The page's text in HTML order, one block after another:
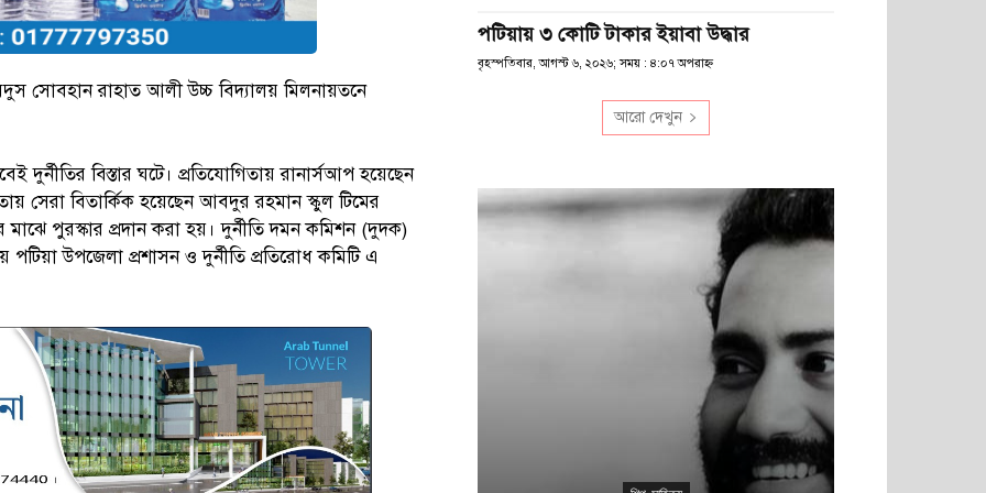
সোবহান রাহাত আলী উচ্চ বিদ্যালয় মিলনায়তনে
দুর্নীতির বিস্তার ঘটে। প্রতিযোগিতায় রানার্সআপ হয়েছেন
সেরা বিতার্কিক হয়েছেন আবদুর রহমান স্কুল টিমের
পুরস্কার প্রদান করা হয়। দুর্নীতি দমন কমিশন (দুদক)
পটিয়া উপজেলা প্রশাসন ও দুর্নীতি প্রতিরোধ কমিটি এ
পটিয়ায় ৩ কোটি টাকার ইয়াবা উদ্ধার
বৃহস্পতিবার, আগস্ট ৬, ২০২৬; সময় : ৪:০৭ অপরাহ্ণ
আরো দেখুন